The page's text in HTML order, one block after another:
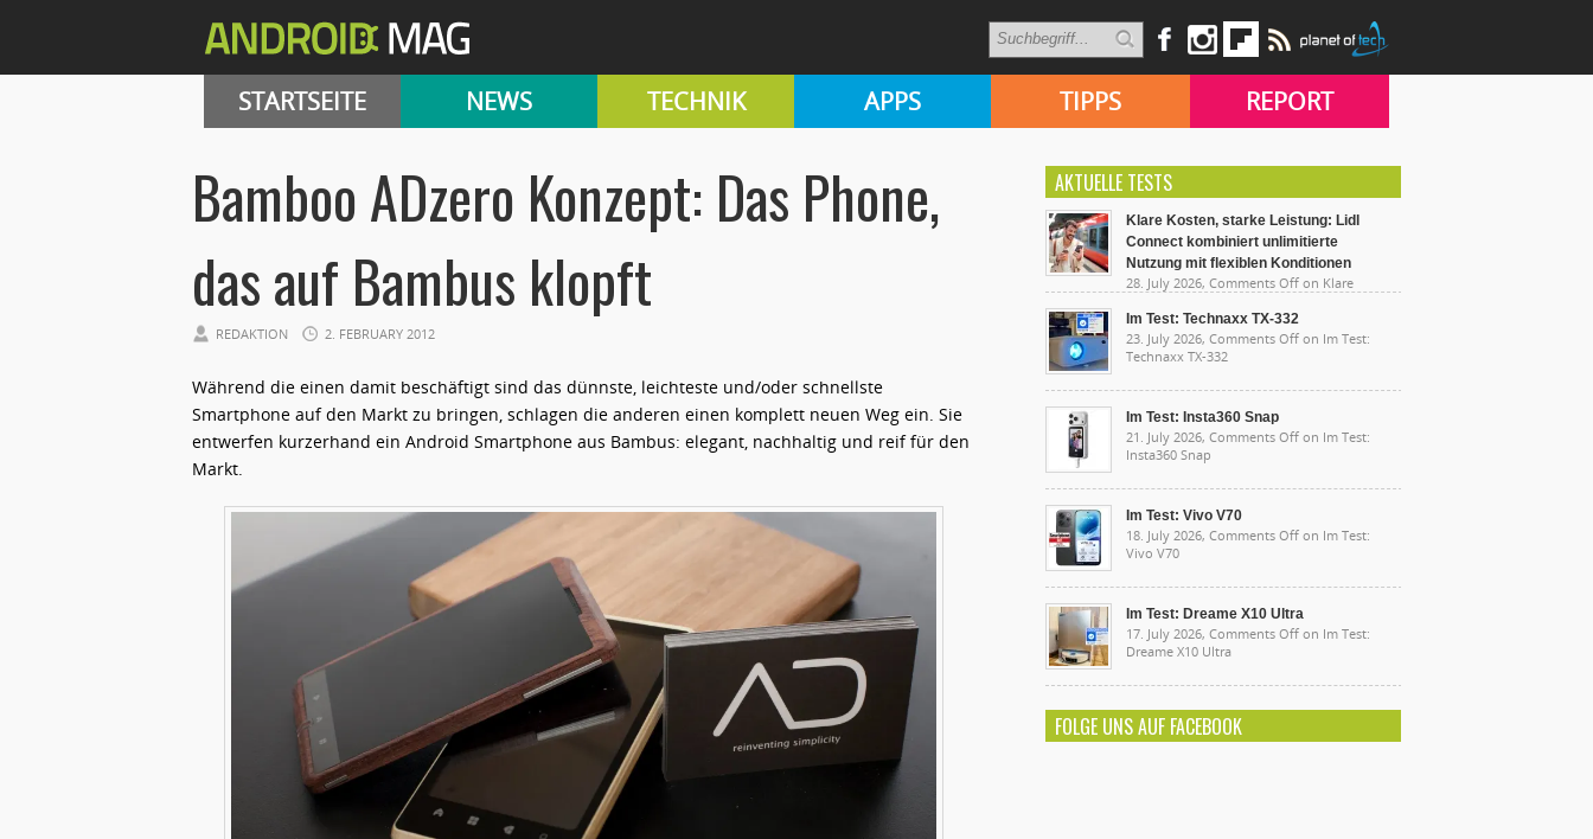
STARTSEITE NEWS TECHNIK APPS TIPPS REPORT
Bamboo ADzero Konzept: Das Phone,
das auf Bambus klopft
REDAKTION 2. FEBRUARY 2012
Während die einen damit beschäftigt sind das dünnste, leichteste und/oder schnellste
Smartphone auf den Markt zu bringen, schlagen die anderen einen komplett neuen Weg ein. Sie
entwerfen kurzerhand ein Android Smartphone aus Bambus: elegant, nachhaltig und reif für den
Markt.
AKTUELLE TESTS
Klare Kosten, starke Leistung: Lidl
Connect kombiniert unlimitierte
Nutzung mit flexiblen Konditionen
28. July 2026, Comments Off on Klare
unlimitierte Nutzung mit flexiblen Konditionen
Im Test: Technaxx TX-332
23. July 2026, Comments Off on Im Test:
Technaxx TX-332
Im Test: Insta360 Snap
21. July 2026, Comments Off on Im Test:
Insta360 Snap
Im Test: Vivo V70
18. July 2026, Comments Off on Im Test:
Vivo V70
Im Test: Dreame X10 Ultra
17. July 2026, Comments Off on Im Test:
Dreame X10 Ultra
FOLGE UNS AUF FACEBOOK